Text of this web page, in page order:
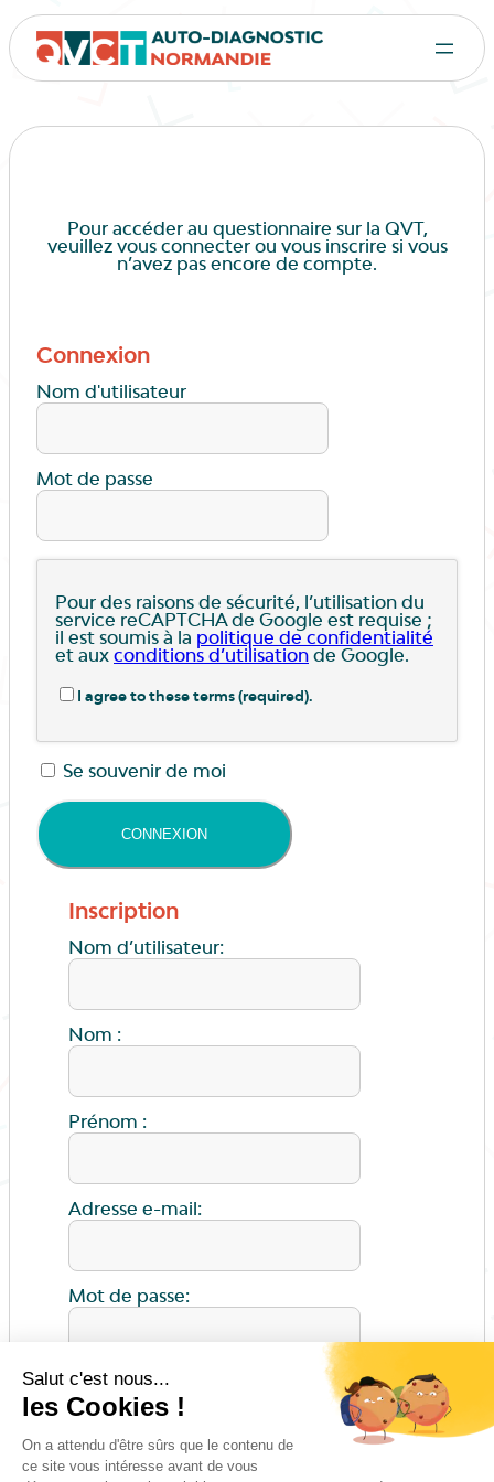
Pour accéder au questionnaire sur la QVT,
veuillez vous connecter ou vous inscrire si vous
n’avez pas encore de compte.
Connexion
Nom d'utilisateur
Mot de passe
Pour des raisons de sécurité, l’utilisation du
service reCAPTCHA de Google est requise ;
il est soumis à la politique de confidentialité
et aux conditions d’utilisation de Google.
I agree to these terms (required).
Se souvenir de moi
Inscription
Nom d’utilisateur:
Nom :
Prénom :
Adresse e-mail:
Mot de passe: